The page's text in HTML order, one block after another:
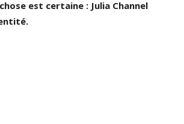
est certaine : Julia Channel